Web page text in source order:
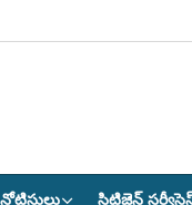
నోటిసులు సిటిజెన్